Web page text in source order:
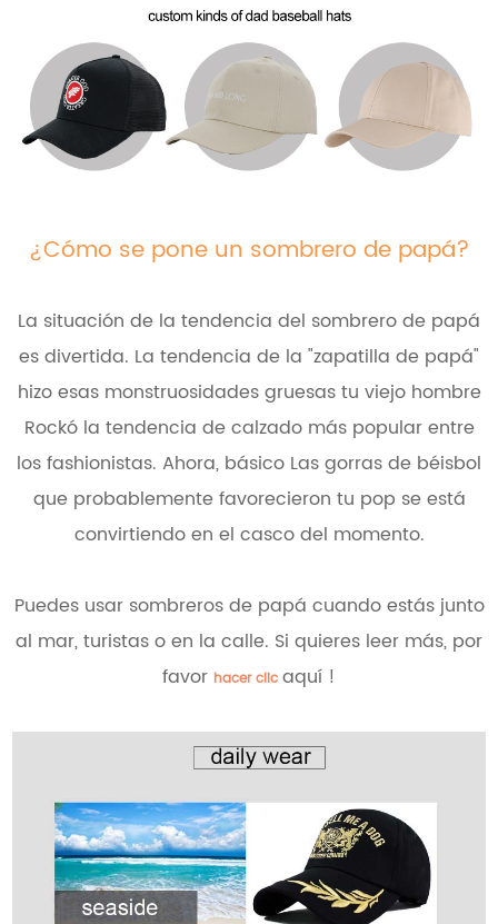
¿Cómo se pone un sombrero de papá?
La situación de la tendencia del sombrero de papá
es divertida. La tendencia de la "zapatilla de papá"
hizo esas monstruosidades gruesas tu viejo hombre
Rockó la tendencia de calzado más popular entre
los fashionistas. Ahora, básico Las gorras de béisbol
que probablemente favorecieron tu pop se está
convirtiendo en el casco del momento.
Puedes usar sombreros de papá cuando estás junto
al mar, turistas o en la calle. Si quieres leer más, por
favor hacer clic aquí !